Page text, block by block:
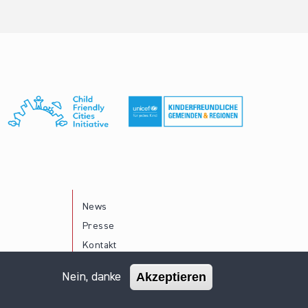
News
Presse
Kontakt
Impressum Datenschutz
Nein, danke Akzeptieren